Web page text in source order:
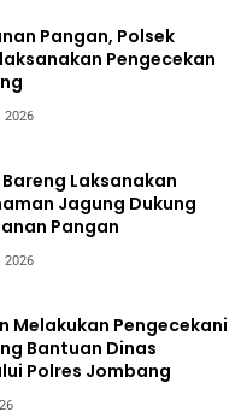
Pangan, Polsek
Pengecekan
2026
Laksanakan
Jagung Dukung
Pangan
2026
Melakukan Pengecekani
Bantuan Dinas
Polres Jombang